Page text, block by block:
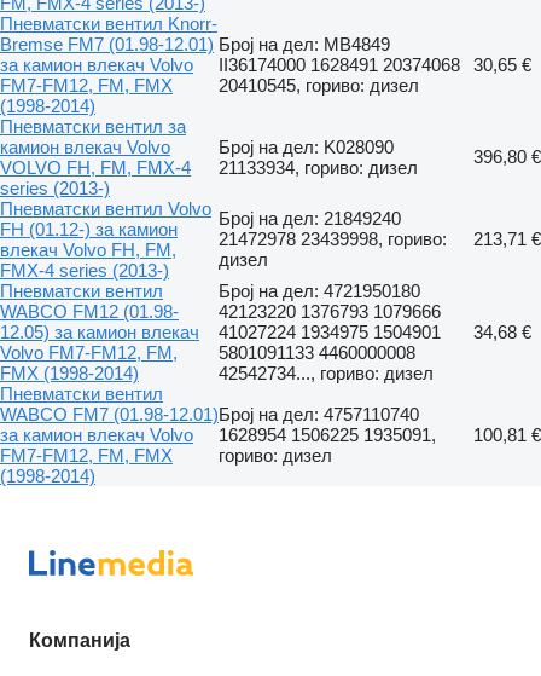
Пневматски вентил Knorr-
Bremse FM7 (01.98-12.01)
за камион влекач Volvo
FM7-FM12, FM, FMX
(1998-2014)
Број на дел: MB4849
II36174000 1628491 20374068
20410545, гориво: дизел
30,65 €
Пневматски вентил за
камион влекач Volvo
VOLVO FH, FM, FMX-4
series (2013-)
Број на дел: K028090
21133934, гориво: дизел
396,80 €
Пневматски вентил Volvo
FH (01.12-) за камион
влекач Volvo FH, FM,
FMX-4 series (2013-)
Број на дел: 21849240
21472978 23439998, гориво:
дизел
213,71 €
Пневматски вентил
WABCO FM12 (01.98-
12.05) за камион влекач
Volvo FM7-FM12, FM,
FMX (1998-2014)
Број на дел: 4721950180
42123220 1376793 1079666
41027224 1934975 1504901
5801091133 4460000008
42542734..., гориво: дизел
34,68 €
Пневматски вентил
WABCO FM7 (01.98-12.01)
за камион влекач Volvo
FM7-FM12, FM, FMX
(1998-2014)
Број на дел: 4757110740
1628954 1506225 1935091,
гориво: дизел
100,81 €
Компанија